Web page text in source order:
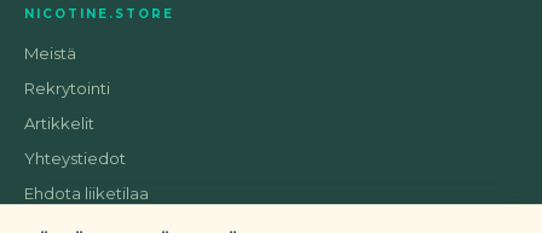
NICOTINE.STORE
Meistä
Rekrytointi
Artikkelit
Yhteystiedot
Ehdota liiketilaa
Tietosuoja